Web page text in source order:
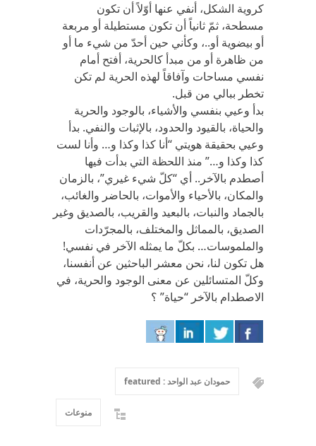
كروية الشكل، أنفي عنها أوّلاً أن تكون
مسطحة، ثمّ ثانياً أن تكون مستطيلة أو مربعة
أو بيضوية أو..، وكأني حين أحدّ من شيء ما أو
من ظاهرة أو من مبدأ كالحرية، أفتح أمام
نفسي مساحات وآفاقاً لهذه الحرية لم تكن
تخطر ببالي من قبل.
بدأ وعيي بنفسي والأشياء، بالوجود والحرية
والحياة، بالقيود والحدود، بالإثبات والنفي. بدأ
وعيي بحقيقة هويتي “أنا كذا وكذا و… وأنا لست
كذا وكذا و…” منذ اللحظة التي بدأت فيها
أصطدم بالآخر.. أي “كلّ شيء غيري”، بالزمان
والمكان، بالأحياء والأموات، بالحاضر والغائب،
بالجماد والنبات، بالبعيد والقريب، بالصديق وغير
الصديق، بالمماثل والمختلف، بالمجرّدات
والملموسات… بكلّ ما يمثله الآخر في نفسي!
هل تكون لنا، نحن معشر الباحثين عن أنفسنا،
وكلّ المتسائلين عن معنى الوجود والحرية، في
الاصطدام بالآخر “حياة” ؟
حمودان عبد الواحد : featured
منوعات